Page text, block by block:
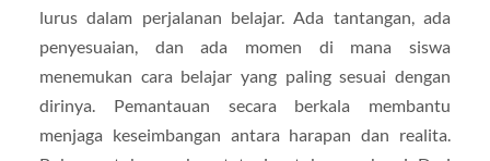
lurus dalam perjalanan belajar. Ada tantangan, ada
penyesuaian, dan ada momen di mana siswa
menemukan cara belajar yang paling sesuai dengan
dirinya. Pemantauan secara berkala membantu
menjaga keseimbangan antara harapan dan realita.